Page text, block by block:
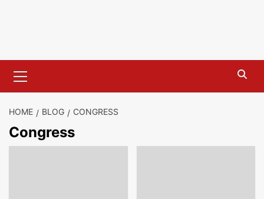
Menu
HOME BLOG CONGRESS
Congress